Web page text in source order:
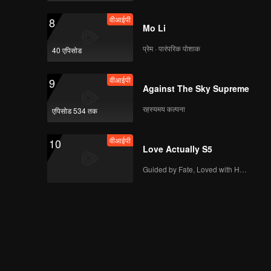
8
40 एपिसोड
वीआईपी
Mo Li
प्रेम · पारंपरिक पोशाक
9
एपिसोड 534 तक
वीआईपी
Against The Sky Supreme
रहस्यमय कल्पना
10 वीआईपी
Love Actually S5